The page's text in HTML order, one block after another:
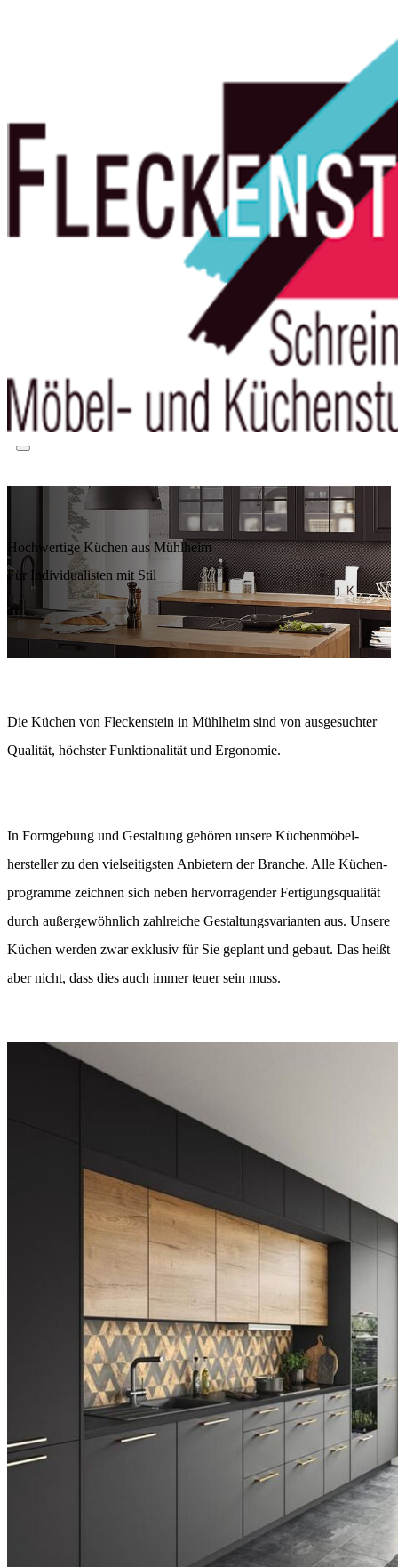
Hochwertige Küchen aus Mühlheim
Für Individualisten mit Stil
Die Küchen von Fleckenstein in Mühlheim sind von ausgesuchter
Qualität, höchster Funktionalität und Ergonomie.
In Formgebung und Gestaltung gehören unsere Küchen­möbel­
hersteller zu den viel­seitigsten Anbietern der Branche. Alle Küchen­
programme zeichnen sich neben hervorragender Fertigungs­qualität
durch außer­gewöhnlich zahlreiche Gestaltungs­varianten aus. Unsere
Küchen werden zwar exklusiv für Sie geplant und gebaut. Das heißt
aber nicht, dass dies auch immer teuer sein muss.